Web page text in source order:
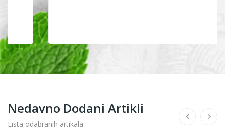
Nedavno Dodani Artikli
Lista odabranih artikala